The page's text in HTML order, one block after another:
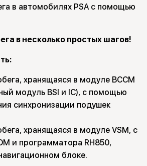
в автомобилях PSA с помощью
в несколько простых шагов!
хранящаяся в модуле BCCM
модуль BSI и IC), с помощью
синхронизации подушек
хранящаяся в модуле VSM, с
и программатора RH850,
блоке.